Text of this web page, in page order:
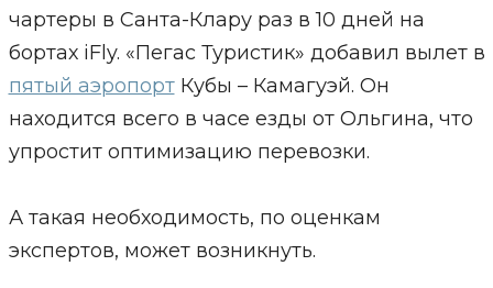
чартеры в Санта-Клару раз в 10 дней на
бортах iFly. «Пегас Туристик» добавил вылет в
пятый аэропортКубы – Камагуэй. Он
находится всего в часе езды от Ольгина, что
упростит оптимизацию перевозки.
А такая необходимость, по оценкам
экспертов, может возникнуть.